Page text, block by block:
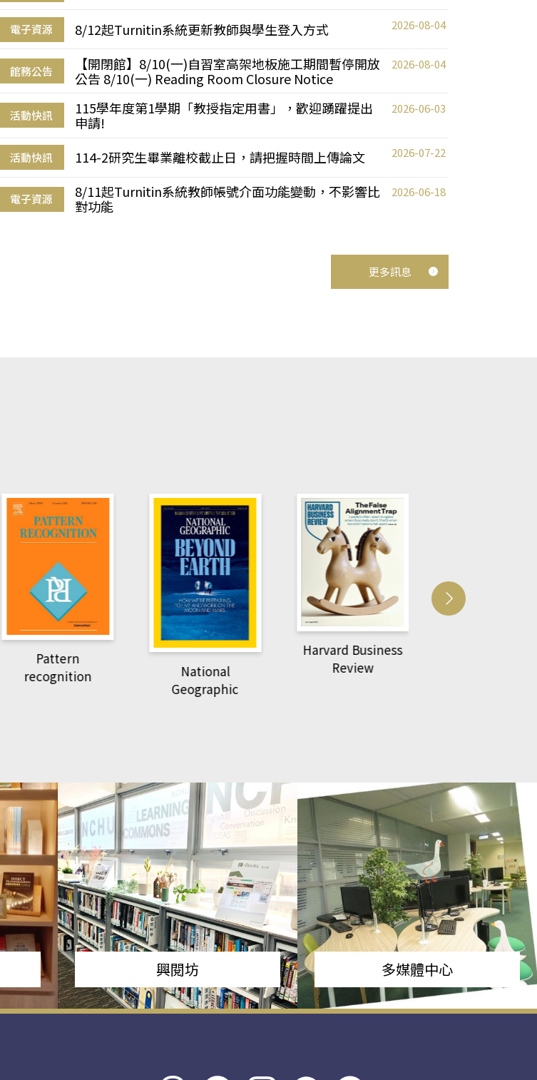
電子資源 8/12起Turnitin系統更新教師與學生登入方式 2026-08-04
館務公告
【開閉館】8/10(一)自習室高架地板施工期間暫停開放
公告 8/10(一) Reading Room Closure Notice
2026-08-04
活動快訊
115學年度第1學期「教授指定用書」，歡迎踴躍提出
申請!
2026-06-03
活動快訊 114-2研究生畢業離校截止日，請把握時間上傳論文 2026-07-22
電子資源
8/11起Turnitin系統教師帳號介面功能變動，不影響比
對功能
2026-06-18
更多訊息
Pattern
recognition
National
Geographic
Harvard Business
Review
興閱坊 多媒體中心